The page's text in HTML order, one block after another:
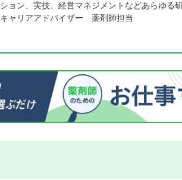
ション、実技、経営マネジメントなどあらゆる
キャリアアドバイザー 薬剤師担当